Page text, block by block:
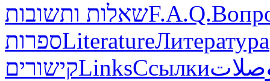
שאלות ותשובותF.A.Q.
ספרותLiteratureЛитература
קישוריםLinksСсылки